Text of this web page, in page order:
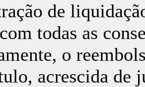
de
todas as
o
acrescida de